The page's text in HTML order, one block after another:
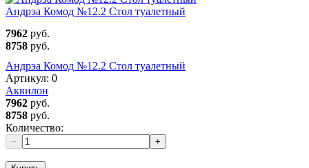
Андрэа Комод №12.2 Стол туалетный
7962 руб.
8758 руб.
Андрэа Комод №12.2 Стол туалетный
Артикул: 0
Аквилон
7962 руб.
8758 руб.
Количество:
− +